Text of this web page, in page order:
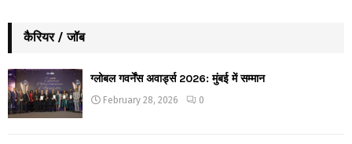
कैरियर / जॉब
ग्लोबल गवर्नेंस अवार्ड्स 2026: मुंबई में सम्मान
February 28, 2026 0